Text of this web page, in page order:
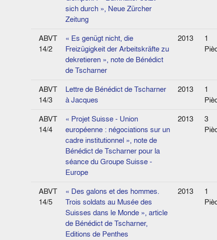
sich durch », Neue Zürcher
Zeitung
ABVT
14/2
« Es genügt nicht, die
Freizügigkeit der Arbeitskräfte zu
dekretieren », note de Bénédict
de Tscharner
2013
1
ABVT
14/3
Lettre de Bénédict de Tscharner
à Jacques
2013
1
ABVT
14/4
« Projet Suisse - Union
européenne : négociations sur un
cadre institutionnel », note de
Bénédict de Tscharner pour la
séance du Groupe Suisse -
Europe
2013
3
ABVT
14/5
« Des galons et des hommes.
Trois soldats au Musée des
Suisses dans le Monde », article
de Bénédict de Tscharner,
Editions de Penthes
2013
1